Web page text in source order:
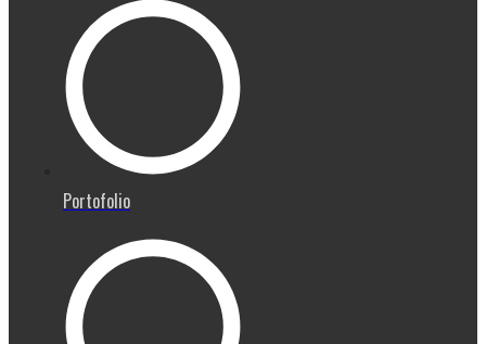
Portofolio